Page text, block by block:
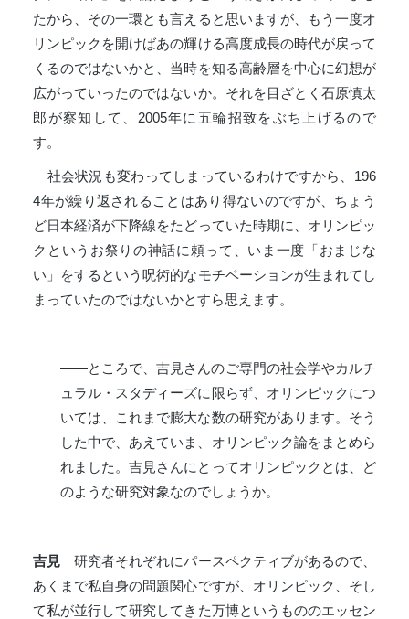
たから、その一環とも言えると思いますが、もう一度オ
リンピックを開けばあの輝ける高度成長の時代が戻って
くるのではないかと、当時を知る高齢層を中心に幻想が
広がっていったのではないか。それを目ざとく石原慎太
郎が察知して、2005年に五輪招致をぶち上げるので
す。
社会状況も変わってしまっているわけですから、196
4年が繰り返されることはあり得ないのですが、ちょう
ど日本経済が下降線をたどっていた時期に、オリンピッ
クというお祭りの神話に頼って、いま一度「おまじな
い」をするという呪術的なモチベーションが生まれてし
まっていたのではないかとすら思えます。
――ところで、吉見さんのご専門の社会学やカルチ
ュラル・スタディーズに限らず、オリンピックにつ
いては、これまで膨大な数の研究があります。そう
した中で、あえていま、オリンピック論をまとめら
れました。吉見さんにとってオリンピックとは、ど
のような研究対象なのでしょうか。
吉見 研究者それぞれにパースペクティブがあるので、
あくまで私自身の問題関心ですが、オリンピック、そし
て私が並行して研究してきた万博というもののエッセン